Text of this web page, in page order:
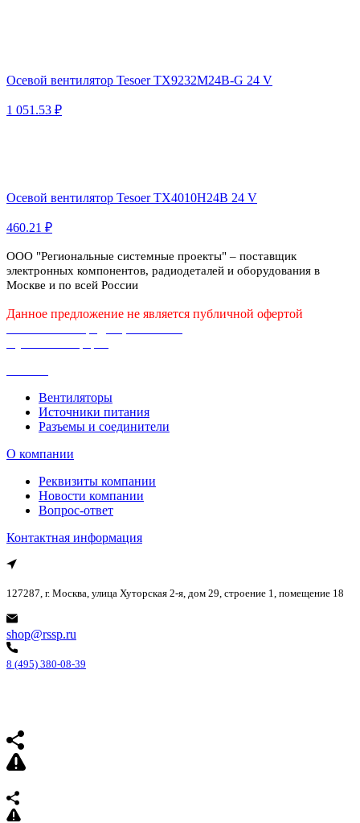
Осевой вентилятор Tesoer TX9232M24B-G 24 V
1 051.53 ₽
Осевой вентилятор Tesoer TX4010H24B 24 V
460.21 ₽
ООО "Региональные системные проекты" – поставщик
электронных компонентов, радиодеталей и оборудования в
Москве и по всей России
Данное предложение не является публичной офертой
Вентиляторы
Источники питания
Разъемы и соединители
О компании
Реквизиты компании
Новости компании
Вопрос-ответ
Контактная информация
127287, г. Москва, улица Хуторская 2-я, дом 29, строение 1, помещение 18
shop@rssp.ru
8 (495) 380-08-39